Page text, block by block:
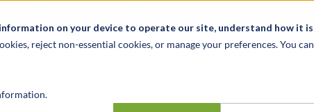
on your device to operate our site, understand how it is
reject non-essential cookies, or manage your preferences. You can